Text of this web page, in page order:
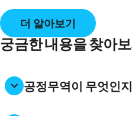
더 알아보기
궁금한 내용을 찾아
공정무역이 무엇인